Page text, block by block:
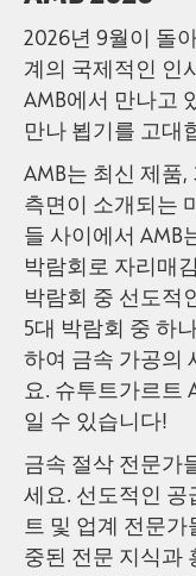
2026년 9월이 돌
계의 국제적인 인
AMB에서 만나고
만나 뵙기를 고대
AMB는 최신 제품,
측면이 소개되는
들 사이에서 AMB
박람회로 자리매
박람회 중 선도적
5대 박람회 중 하
하여 금속 가공의
요. 슈투트가르트
일 수 있습니다!
금속 절삭 전문가
세요. 선도적인 공
트 및 업계 전문
중된 전문 지식과